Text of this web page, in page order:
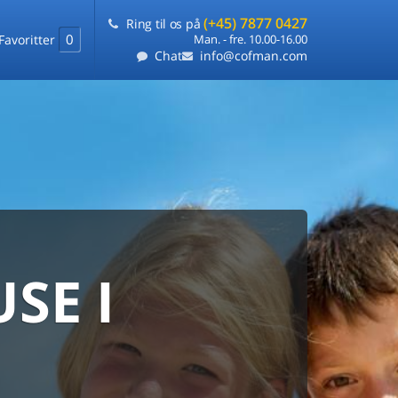
Favoritter 0
Ring til os på (+45) 7877 0427
Man. - fre. 10.00-16.00
Chat info@cofman.com
I
laveste pris
ét sted